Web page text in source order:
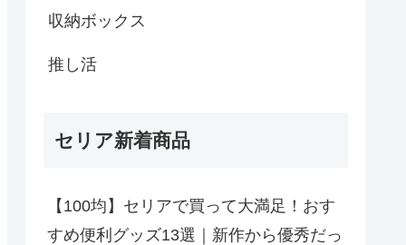
収納ボックス
推し活
セリア新着商品
【100均】セリアで買って大満足！おす
すめ便利グッズ13選｜新作から優秀だっ